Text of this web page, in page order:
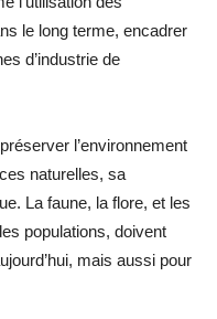
le long terme, encadrer
d’industrie de
l’environnement
naturelles, sa
La faune, la flore, et les
populations, doivent
mais aussi pour